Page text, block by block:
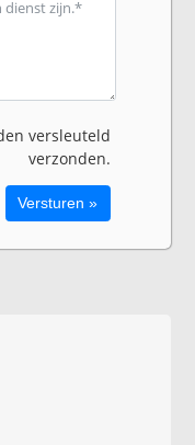
versleuteld
verzonden.